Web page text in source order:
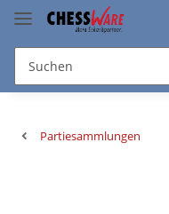
Partiesammlungen